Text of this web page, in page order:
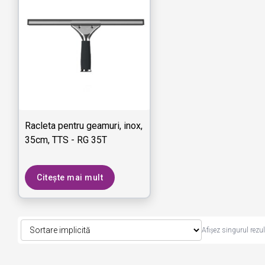
Racleta pentru geamuri, inox,
35cm, TTS - RG 35T
Citește mai mult
Afișez singurul